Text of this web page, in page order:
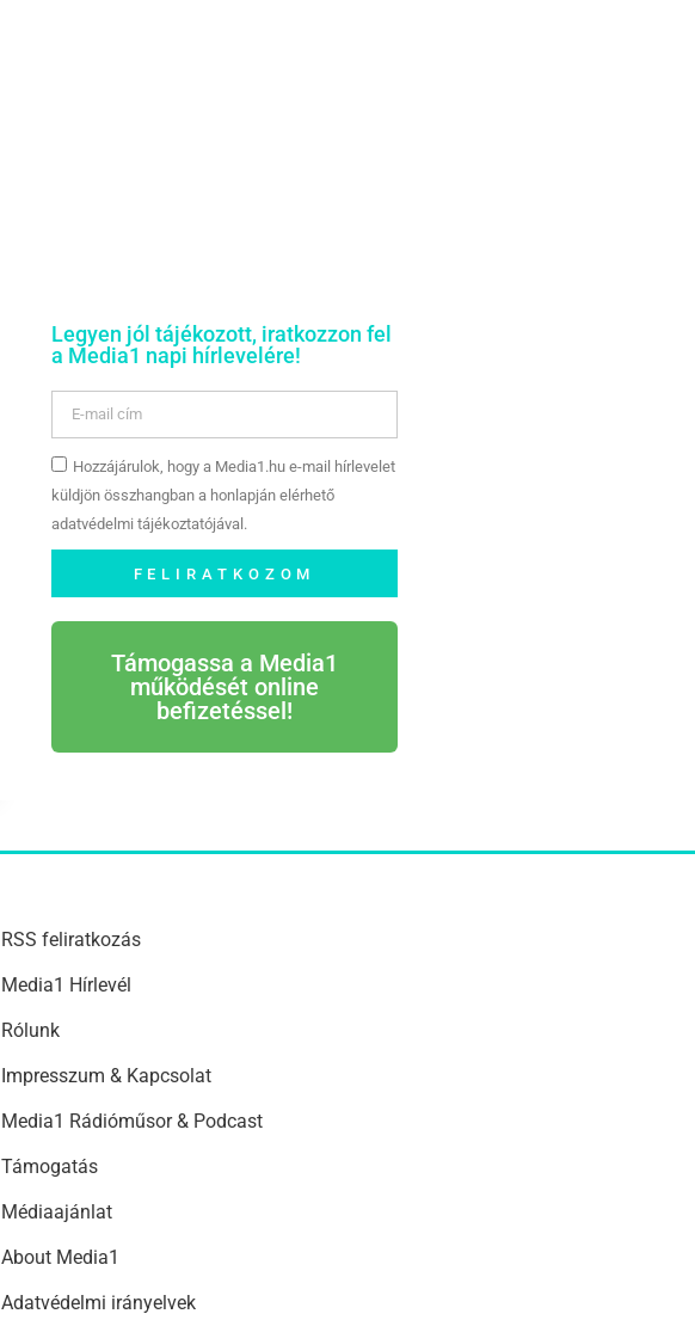
Legyen jól tájékozott, iratkozzon fel
a Media1 napi hírlevelére!
Hozzájárulok, hogy a Media1.hu e-mail hírlevelet
küldjön összhangban a honlapján elérhető
adatvédelmi tájékoztatójával.
FELIRATKOZOM
Támogassa a Media1
működését online
befizetéssel!
RSS feliratkozás
Media1 Hírlevél
Rólunk
Impresszum & Kapcsolat
Media1 Rádióműsor & Podcast
Támogatás
Médiaajánlat
About Media1
Adatvédelmi irányelvek